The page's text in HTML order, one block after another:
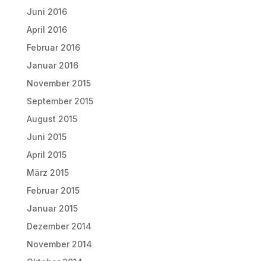
Juni 2016
April 2016
Februar 2016
Januar 2016
November 2015
September 2015
August 2015
Juni 2015
April 2015
März 2015
Februar 2015
Januar 2015
Dezember 2014
November 2014